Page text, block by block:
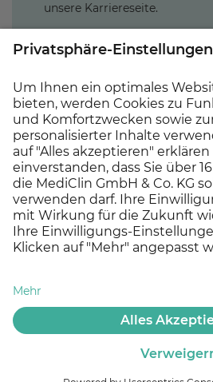
unsere Karriereseite.
Ihnen gerne unserChefarzt,
DiePersonalabteilung
telefonisch unter der
Wir freuen uns darauf, Sie
Jetzt bewerben!